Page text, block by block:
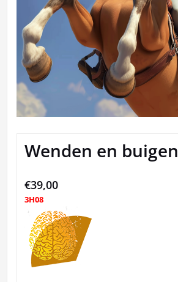
Wenden en buigen
€39,00
3H08